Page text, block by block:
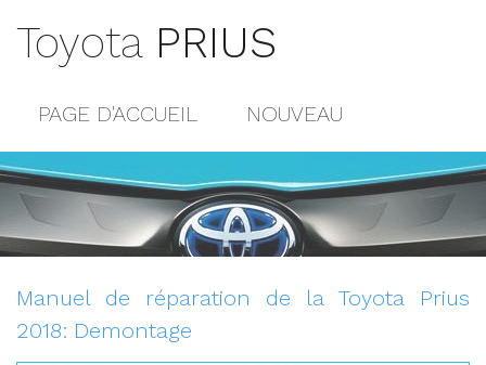
Toyota PRIUS
PAGE D'ACCUEIL NOUVEAU
POPULAIRE
CONTACTS
Manuel de réparation de la Toyota Prius
2018: Demontage